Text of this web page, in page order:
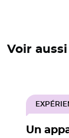
Voir aussi
Un